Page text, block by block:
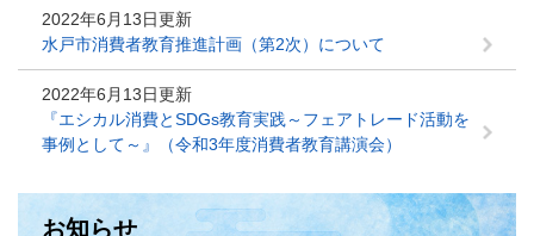
2022年6月13日更新
水戸市消費者教育推進計画（第2次）について
2022年6月13日更新
『エシカル消費とSDGs教育実践～フェアトレード活動を
事例として～』（令和3年度消費者教育講演会）
お知らせ